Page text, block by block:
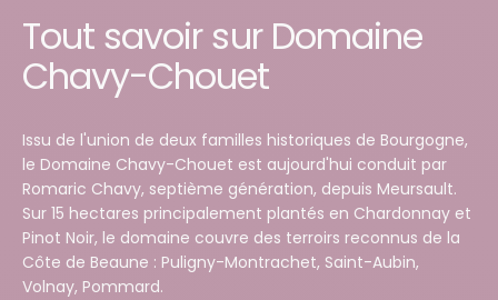
Tout savoir sur Domaine
Chavy-Chouet
Issu de l'union de deux familles historiques de Bourgogne,
le Domaine Chavy-Chouet est aujourd'hui conduit par
Romaric Chavy, septième génération, depuis Meursault.
Sur 15 hectares principalement plantés en Chardonnay et
Pinot Noir, le domaine couvre des terroirs reconnus de la
Côte de Beaune : Puligny-Montrachet, Saint-Aubin,
Volnay, Pommard.